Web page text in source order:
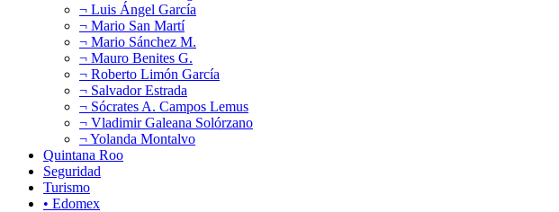
¬ Luis Ángel García
¬ Mario San Martí
¬ Mario Sánchez M.
¬ Mauro Benites G.
¬ Roberto Limón García
¬ Salvador Estrada
¬ Sócrates A. Campos Lemus
¬ Vladimir Galeana Solórzano
¬ Yolanda Montalvo
Quintana Roo
Seguridad
Turismo
• Edomex